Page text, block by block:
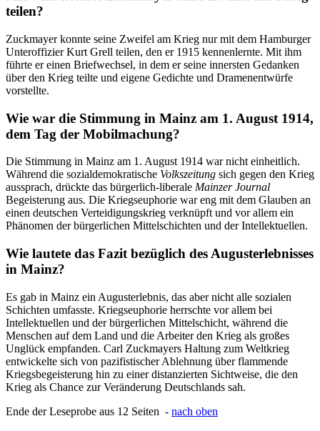
teilen?
Zuckmayer konnte seine Zweifel am Krieg nur mit dem Hamburger
Unteroffizier Kurt Grell teilen, den er 1915 kennenlernte. Mit ihm
führte er einen Briefwechsel, in dem er seine innersten Gedanken
über den Krieg teilte und eigene Gedichte und Dramenentwürfe
vorstellte.
Wie war die Stimmung in Mainz am 1. August 1914,
dem Tag der Mobilmachung?
Die Stimmung in Mainz am 1. August 1914 war nicht einheitlich.
Während die sozialdemokratische Volkszeitung sich gegen den Krieg
aussprach, drückte das bürgerlich-liberale Mainzer Journal
Begeisterung aus. Die Kriegseuphorie war eng mit dem Glauben an
einen deutschen Verteidigungskrieg verknüpft und vor allem ein
Phänomen der bürgerlichen Mittelschichten und der Intellektuellen.
Wie lautete das Fazit bezüglich des Augusterlebnisses
in Mainz?
Es gab in Mainz ein Augusterlebnis, das aber nicht alle sozialen
Schichten umfasste. Kriegseuphorie herrschte vor allem bei
Intellektuellen und der bürgerlichen Mittelschicht, während die
Menschen auf dem Land und die Arbeiter den Krieg als großes
Unglück empfanden. Carl Zuckmayers Haltung zum Weltkrieg
entwickelte sich von pazifistischer Ablehnung über flammende
Kriegsbegeisterung hin zu einer distanzierten Sichtweise, die den
Krieg als Chance zur Veränderung Deutschlands sah.
Ende der Leseprobe aus 12 Seiten - nach oben